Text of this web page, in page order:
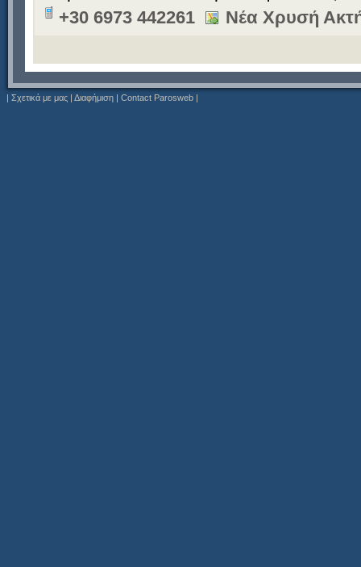
+30 6973 442261
Νέα Χρυσή
| Σχετικά με μας | Διαφήμιση | Contact Parosweb |